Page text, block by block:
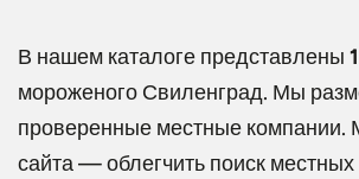
В нашем каталоге представлены 1
мороженого Свиленград. Мы
проверенные местные компании.
сайта — облегчить поиск